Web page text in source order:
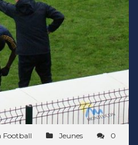
Football Jeunes
0